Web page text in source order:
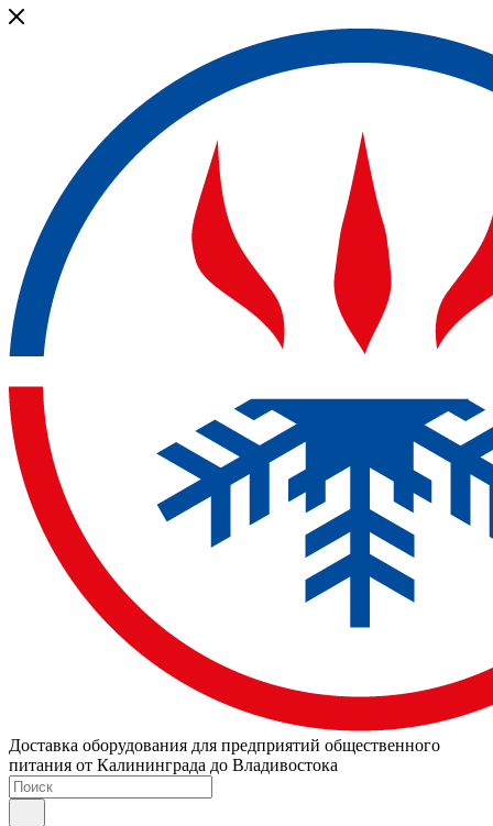
Доставка оборудования для предприятий общественного
питания от Калининграда до Владивостока